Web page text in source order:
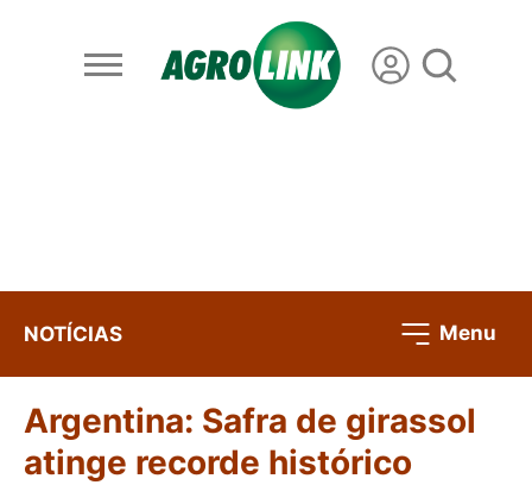
NOTÍCIAS Menu
Argentina: Safra de girassol
atinge recorde histórico